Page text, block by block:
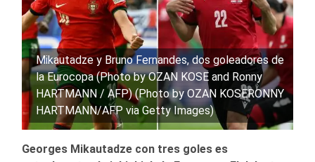
Mikautadze y Bruno Fernandes, dos goleadores de
la Eurocopa (Photo by OZAN KOSE and Ronny
HARTMANN / AFP) (Photo by OZAN KOSERONNY
HARTMANN/AFP via Getty Images)
Georges Mikautadze con tres goles es